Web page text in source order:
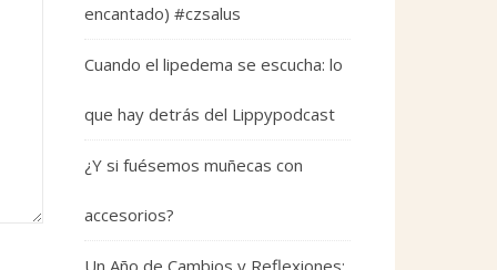
encantado) #czsalus
Cuando el lipedema se escucha: lo
que hay detrás del Lippypodcast
¿Y si fuésemos muñecas con
accesorios?
Un Año de Cambios y Reflexiones: